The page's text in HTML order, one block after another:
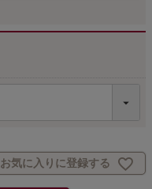
お気に入りに登録する